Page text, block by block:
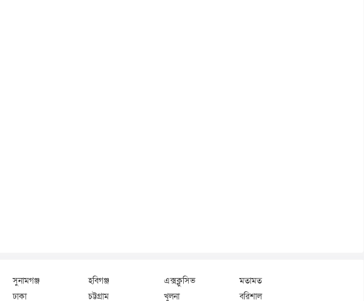
সুনামগঞ্জ হবিগঞ্জ এক্সক্লুসিভ
মতামত
ঢাকা চট্টগ্রাম খুলনা বরিশাল